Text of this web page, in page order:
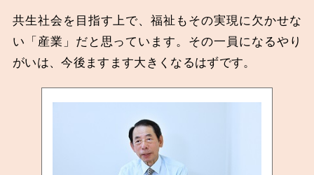
共生社会を目指す上で、福祉もその実現に欠かせな
い「産業」だと思っています。その一員になるやり
がいは、今後ますます大きくなるはずです。